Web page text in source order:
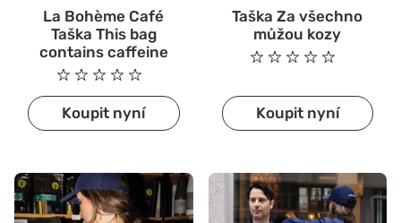
La Bohème Café
Taška This bag
contains caffeine
Koupit nyní
Taška Za všechno
můžou kozy
Koupit nyní